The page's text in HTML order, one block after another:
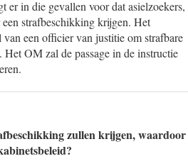
er in die gevallen voor dat asielzoekers,
strafbeschikking krijgen. Het
van een officier van justitie om strafbare
OM zal de passage in de instructie
zullen krijgen, waardoor